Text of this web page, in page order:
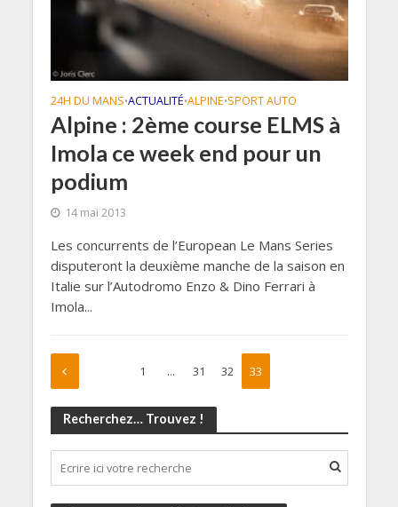
24H DU MANS•ACTUALITÉ•ALPINE•SPORT AUTO
Alpine : 2ème course ELMS à
Imola ce week end pour un
podium
14 mai 2013
Les concurrents de l’European Le Mans Series
disputeront la deuxième manche de la saison en
Italie sur l’Autodromo Enzo & Dino Ferrari à
Imola...
1 … 31 32 33
Recherchez… Trouvez !